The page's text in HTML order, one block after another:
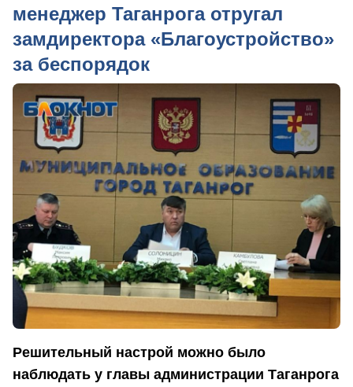
менеджер Таганрога отругал
замдиректора «Благоустройство»
за беспорядок
Решительный настрой можно было
наблюдать у главы администрации Таганрога